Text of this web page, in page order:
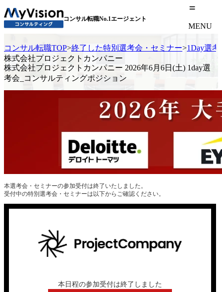
コンサル転職No.1エージェント
MENU
コンサル転職TOP>終了した特別選考会・セミナー>1Day選考
株式会社プロジェクトカンパニー
株式会社プロジェクトカンパニー 2026年6月6日(土) 1day選
考会_コンサルティングポジション
本選考会・セミナーの参加受付は終了いたしました。
受付中の特別選考会・セミナーは以下からご確認ください。
本日程の参加受付は終了しました